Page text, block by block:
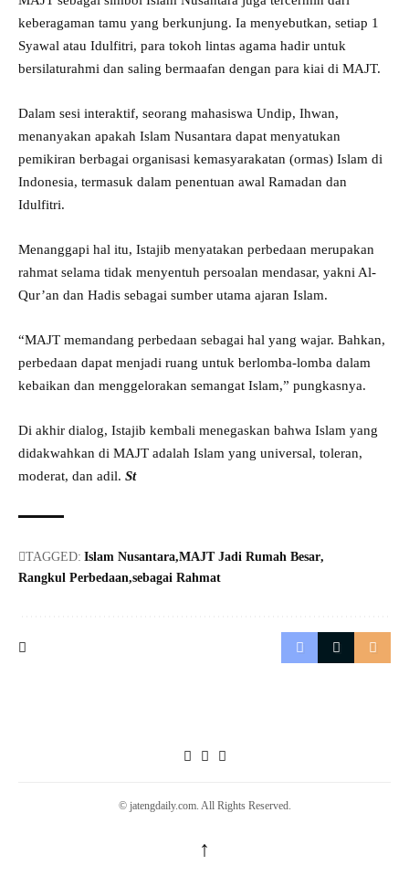
keberagaman tamu yang berkunjung. Ia menyebutkan, setiap 1
Syawal atau Idulfitri, para tokoh lintas agama hadir untuk
bersilaturahmi dan saling bermaafan dengan para kiai di MAJT.
Dalam sesi interaktif, seorang mahasiswa Undip, Ihwan,
menanyakan apakah Islam Nusantara dapat menyatukan
pemikiran berbagai organisasi kemasyarakatan (ormas) Islam di
Indonesia, termasuk dalam penentuan awal Ramadan dan
Idulfitri.
Menanggapi hal itu, Istajib menyatakan perbedaan merupakan
rahmat selama tidak menyentuh persoalan mendasar, yakni Al-
Qur’an dan Hadis sebagai sumber utama ajaran Islam.
“MAJT memandang perbedaan sebagai hal yang wajar. Bahkan,
perbedaan dapat menjadi ruang untuk berlomba-lomba dalam
kebaikan dan menggelorakan semangat Islam,” pungkasnya.
Di akhir dialog, Istajib kembali menegaskan bahwa Islam yang
didakwahkan di MAJT adalah Islam yang universal, toleran,
moderat, dan adil. St
TAGGED: Islam Nusantara MAJT Jadi Rumah Besar
Rangkul Perbedaan sebagai Rahmat
© jatengdaily.com. All Rights Reserved.
↑